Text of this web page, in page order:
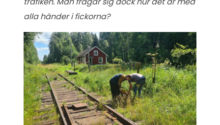
alla händer i fickorna?